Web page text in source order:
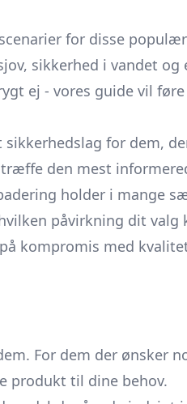
for disse
sikkerhed i vandet
ej - vores guide vil
for dem,
den mest
holder i mange
påvirkning dit valg
kompromis med
For dem der ønsker
produkt til dine behov.